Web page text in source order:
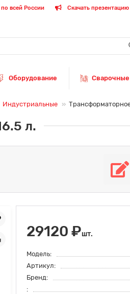
всей России Скачать
Оборудование
Индустриальные
л.
29120 ₽шт.
Модель:
Артикул:
Бренд:
: